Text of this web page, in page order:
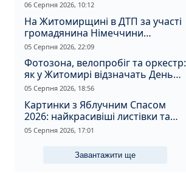
06 Серпня 2026, 10:12
На Житомирщині в ДТП за участі
громадянина Німеччини
постраждали двоє людей
05 Серпня 2026, 22:09
Фотозона, велопробіг та оркестр:
як у Житомирі відзначать День
Прапора та День Незалежності
05 Серпня 2026, 18:56
Картинки з Яблучним Спасом
2026: найкрасивіші листівки та
щирі привітання зі святом
05 Серпня 2026, 17:01
Завантажити ще